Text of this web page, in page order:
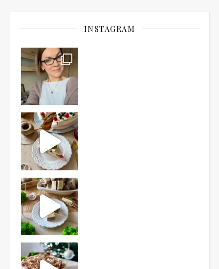
INSTAGRAM
Ten deser to prawdziwy HIT PRL-u! Wafle przełożo